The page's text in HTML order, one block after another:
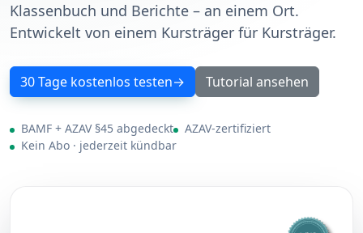
Klassenbuch und Berichte – an einem Ort.
Entwickelt von einem Kursträger für Kursträger.
30 Tage kostenlos testen Tutorial ansehen
BAMF + AZAV §45 abgedeckt
AZAV-zertifiziert
Kein Abo · jederzeit kündbar